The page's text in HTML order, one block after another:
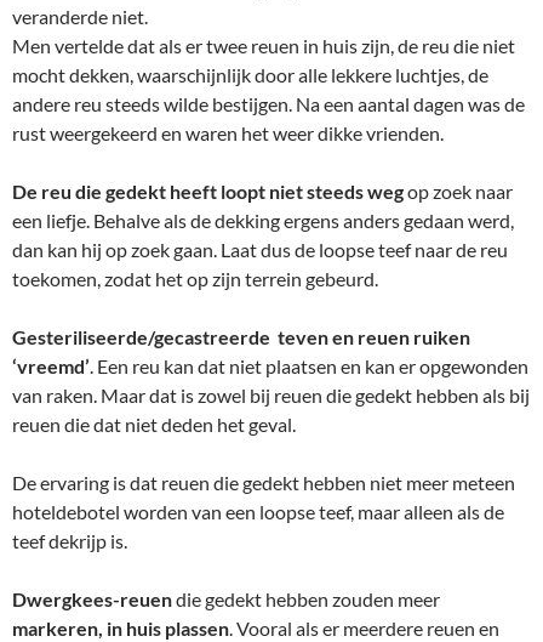
veranderde niet.
Men vertelde dat als er twee reuen in huis zijn, de reu die niet
mocht dekken, waarschijnlijk door alle lekkere luchtjes, de
andere reu steeds wilde bestijgen. Na een aantal dagen was de
rust weergekeerd en waren het weer dikke vrienden.
De reu die gedekt heeft loopt niet steeds wegop zoek naar
een liefje. Behalve als de dekking ergens anders gedaan werd,
dan kan hij op zoek gaan. Laat dus de loopse teef naar de reu
toekomen, zodat het op zijn terrein gebeurd.
Gesteriliseerde/gecastreerde teven en reuen ruiken
‘vreemd’. Een reu kan dat niet plaatsen en kan er opgewonden
van raken. Maar dat is zowel bij reuen die gedekt hebben als bij
reuen die dat niet deden het geval.
De ervaring is dat reuen die gedekt hebben niet meer meteen
hoteldebotel worden van een loopse teef, maar alleen als de
teef dekrijp is.
Dwergkees-reuendie gedekt hebben zouden meer
markeren, in huis plassen. Vooral als er meerdere reuen en